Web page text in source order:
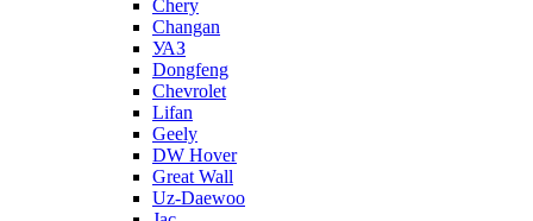
Chery
Changan
УАЗ
Dongfeng
Chevrolet
Lifan
Geely
DW Hover
Great Wall
Uz-Daewoo